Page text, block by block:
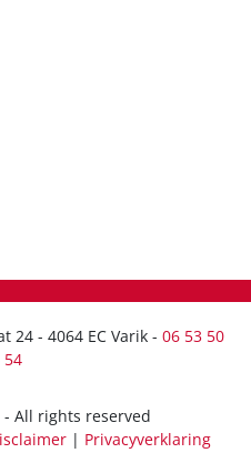
24 - 4064 EC Varik - 06 53 50
54
All rights reserved
| Privacyverklaring